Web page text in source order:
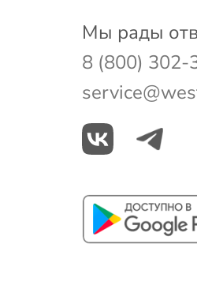
Мы рады
8 (800) 302-